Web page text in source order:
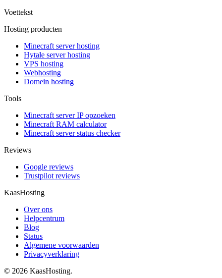
Voettekst
Hosting producten
Minecraft server hosting
Hytale server hosting
VPS hosting
Webhosting
Domein hosting
Tools
Minecraft server IP opzoeken
Minecraft RAM calculator
Minecraft server status checker
Reviews
Google reviews
Trustpilot reviews
KaasHosting
Over ons
Helpcentrum
Blog
Status
Algemene voorwaarden
Privacyverklaring
© 2026 KaasHosting.